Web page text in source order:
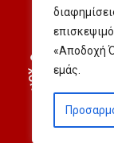
«Αποδοχή
εμάς.